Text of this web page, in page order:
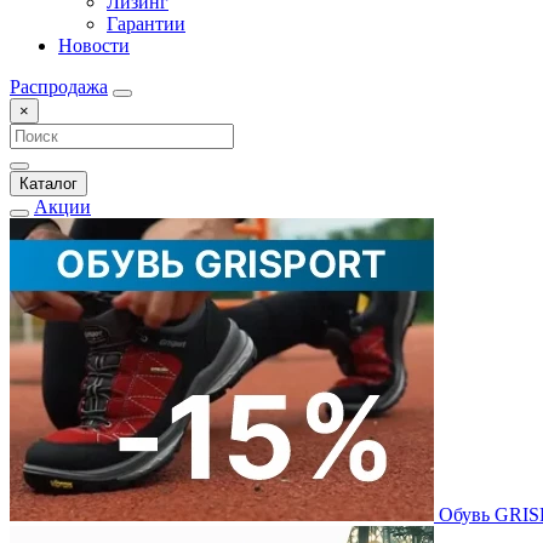
Гарантии
Новости
Распродажа
×
Каталог
Акции
Обувь